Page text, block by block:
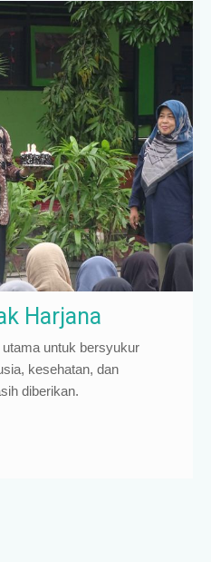
Harjana
untuk bersyukur
kesehatan, dan
diberikan.